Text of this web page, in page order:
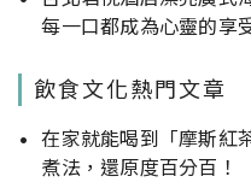
每一口都成為心靈的享
飲食文化熱門文章
在家就能喝到「摩斯紅
煮法，還原度百分百！